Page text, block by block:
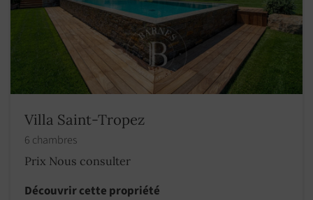
Villa Saint-Tropez
6 chambres
Prix Nous consulter
Découvrir cette propriété